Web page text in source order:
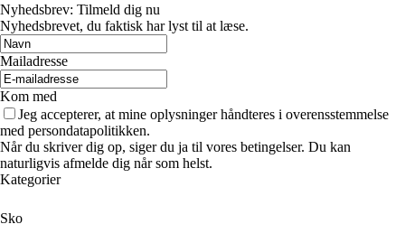
Nyhedsbrev: Tilmeld dig nu
Nyhedsbrevet, du faktisk har lyst til at læse.
Mailadresse
Kom med
Jeg accepterer, at mine oplysninger håndteres i overensstemmelse
med persondatapolitikken.
Når du skriver dig op, siger du ja til vores betingelser. Du kan
naturligvis afmelde dig når som helst.
Kategorier
Sko